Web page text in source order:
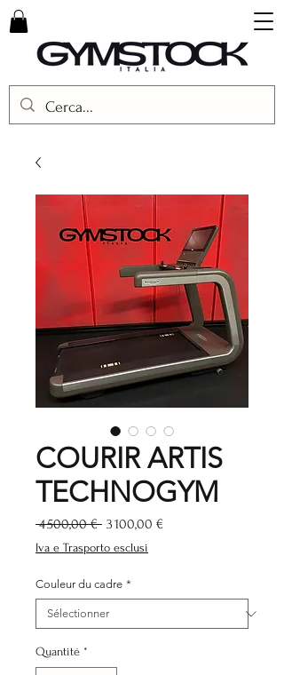
COURIR ARTIS
TECHNOGYM
4 500,00 € Prix
original
3 100,00 €
Iva e Trasporto esclusi
Couleur du cadre *
Quantité *